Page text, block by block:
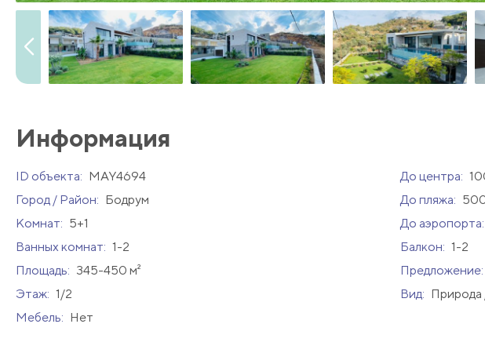
Информация
ID объекта: MAY4694 До центра:
Город / Район: Бодрум До пляжа:
Комнат: 5+1 До аэропорта:
Ванных комнат: 1-2 Балкон: 1-2
Площадь: 345-450 м² Предложение:
Этаж: 1/2 Вид: Природа
Мебель: Нет